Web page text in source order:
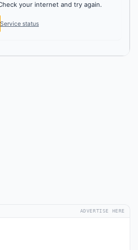
your internet and try again.
Service status
ADVERTISE HERE